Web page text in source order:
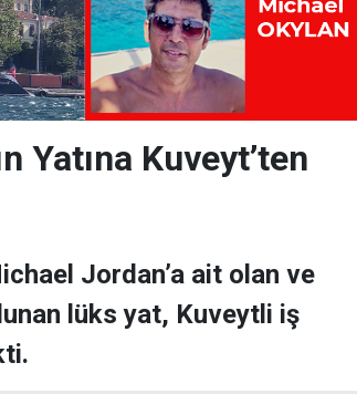
Yatına Kuveyt’ten
Jordan’a ait olan ve
lüks yat, Kuveytli iş